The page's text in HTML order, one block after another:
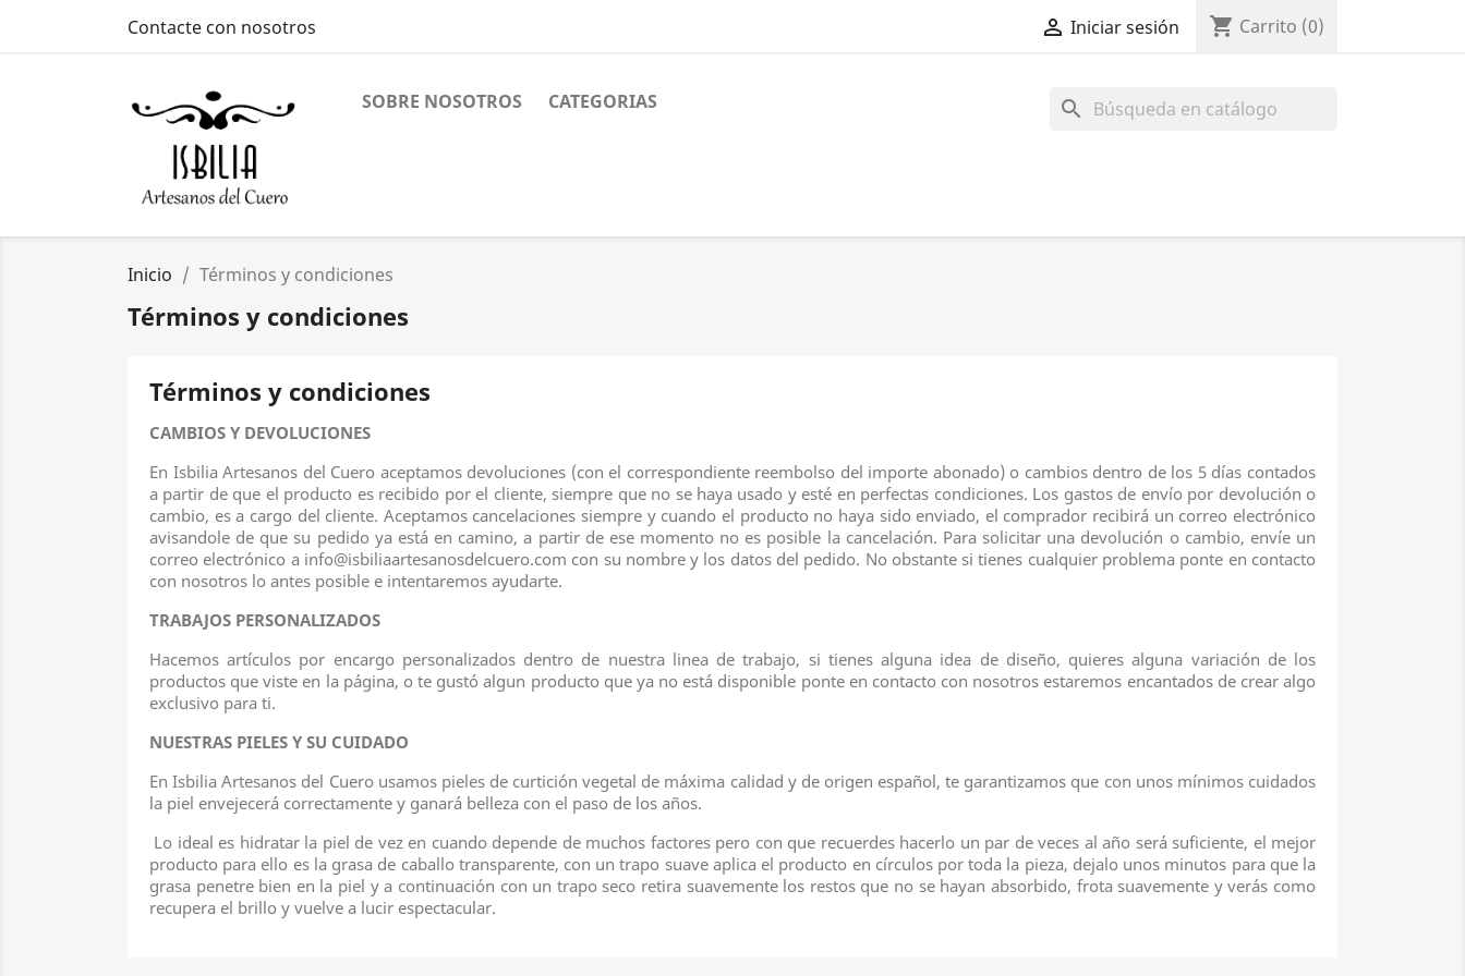
Contacte con nosotros  Iniciar sesión shopping_cart Carrito (0)
SOBRE NOSOTROS CATEGORIAS search
Inicio Términos y condiciones
Términos y condiciones
Términos y condiciones
CAMBIOS Y DEVOLUCIONES
En Isbilia Artesanos del Cuero aceptamos devoluciones (con el correspondiente reembolso del importe abonado) o cambios dentro de los 5 días contados
a partir de que el producto es recibido por el cliente, siempre que no se haya usado y esté en perfectas condiciones. Los gastos de envío por devolución o
cambio, es a cargo del cliente. Aceptamos cancelaciones siempre y cuando el producto no haya sido enviado, el comprador recibirá un correo electrónico
avisandole de que su pedido ya está en camino, a partir de ese momento no es posible la cancelación. Para solicitar una devolución o cambio, envíe un
correo electrónico a info@isbiliaartesanosdelcuero.com con su nombre y los datos del pedido. No obstante si tienes cualquier problema ponte en contacto
con nosotros lo antes posible e intentaremos ayudarte.
TRABAJOS PERSONALIZADOS
Hacemos artículos por encargo personalizados dentro de nuestra linea de trabajo, si tienes alguna idea de diseño, quieres alguna variación de los
productos que viste en la página, o te gustó algun producto que ya no está disponible ponte en contacto con nosotros estaremos encantados de crear algo
exclusivo para ti.
NUESTRAS PIELES Y SU CUIDADO
En Isbilia Artesanos del Cuero usamos pieles de curtición vegetal de máxima calidad y de origen español, te garantizamos que con unos mínimos cuidados
la piel envejecerá correctamente y ganará belleza con el paso de los años.
Lo ideal es hidratar la piel de vez en cuando depende de muchos factores pero con que recuerdes hacerlo un par de veces al año será suficiente, el mejor
producto para ello es la grasa de caballo transparente, con un trapo suave aplica el producto en círculos por toda la pieza, dejalo unos minutos para que la
grasa penetre bien en la piel y a continuación con un trapo seco retira suavemente los restos que no se hayan absorbido, frota suavemente y verás como
recupera el brillo y vuelve a lucir espectacular.